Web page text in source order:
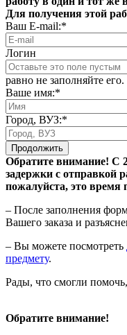
Для получения этой
Ваш E-mail:*
Логин
равно не заполняйте его.
Ваше имя:*
Город, ВУЗ:*
Продолжить
Обратите внимание! С
задержки с отправкой
пожалуйста, это время
– После заполнения
Вашего заказа и
– Вы можете посмотреть
предмету.
Рады, что смогли
Обратите внимание!